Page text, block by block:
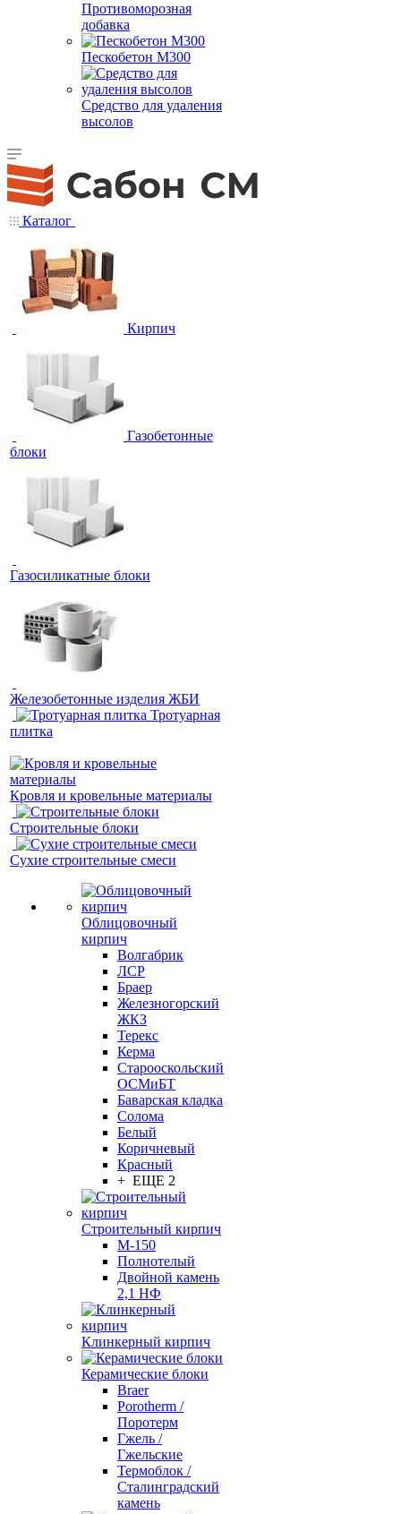
Противоморозная
добавка
Пескобетон М300
Средство для удаления
высолов
Каталог
Кирпич
Газобетонные
блоки
Газосиликатные блоки
Железобетонные изделия ЖБИ
Тротуарная
плитка
Кровля и кровельные материалы
Строительные блоки
Сухие строительные смеси
Облицовочный
кирпич
Волгабрик
ЛСР
Браер
Железногорский
ЖКЗ
Терекс
Керма
Старооскольский
ОСМиБТ
Баварская кладка
Солома
Белый
Коричневый
Красный
+ ЕЩЕ 2
Строительный кирпич
М-150
Полнотелый
Двойной камень
2,1 НФ
Клинкерный кирпич
Керамические блоки
Braer
Porotherm /
Поротерм
Гжель /
Гжельские
Термоблок /
Сталинградский
камень